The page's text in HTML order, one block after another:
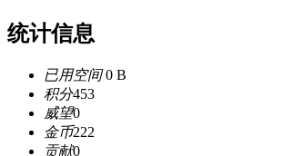
统计信息
已用空间0 B
积分453
威望0
金币222
贡献0